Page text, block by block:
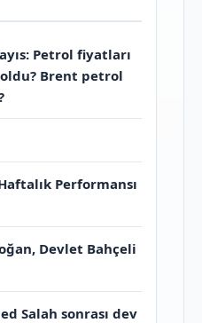
Petrol fiyatları
Brent petrol
Performansı
Devlet Bahçeli
Salah sonrası dev